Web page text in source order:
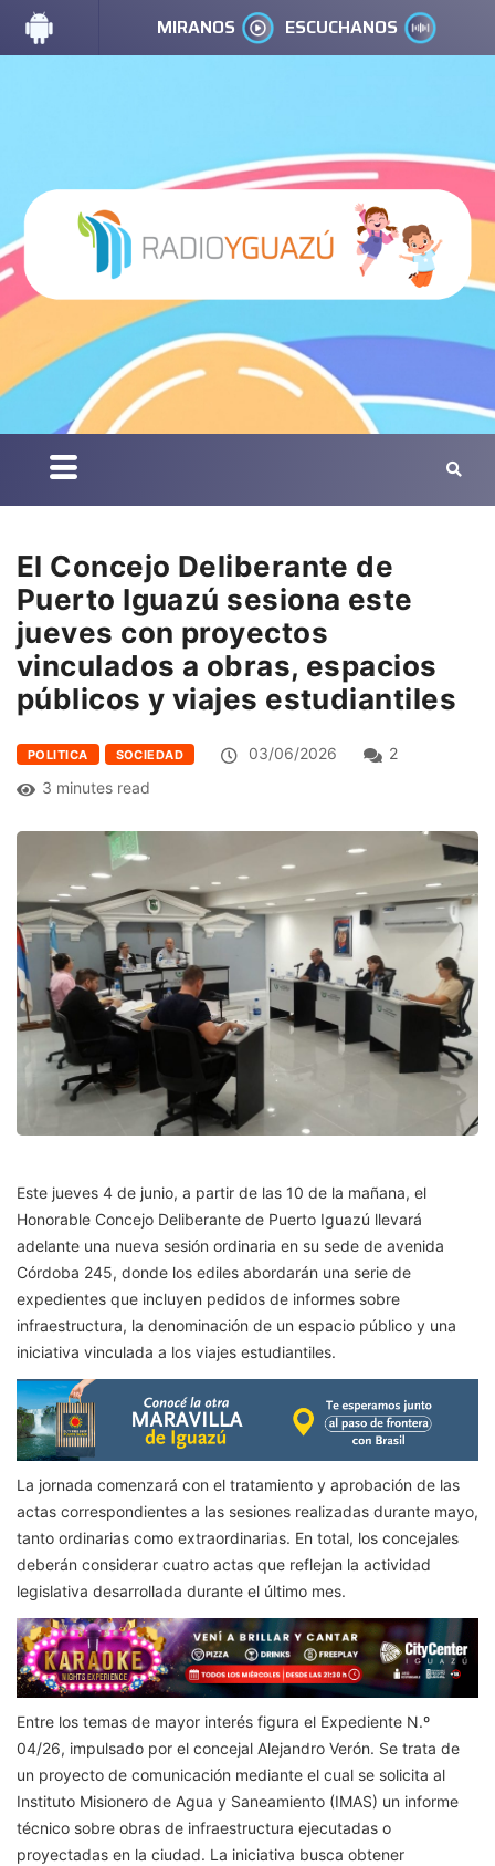
MIRANOS ESCUCHANOS
El Concejo Deliberante de
Puerto Iguazú sesiona este
jueves con proyectos
vinculados a obras, espacios
públicos y viajes estudiantiles
POLITICA SOCIEDAD 03/06/2026
2
3 minutes read
Este jueves 4 de junio, a partir de las 10 de la mañana, el
Honorable Concejo Deliberante de Puerto Iguazú llevará
adelante una nueva sesión ordinaria en su sede de avenida
Córdoba 245, donde los ediles abordarán una serie de
expedientes que incluyen pedidos de informes sobre
infraestructura, la denominación de un espacio público y una
iniciativa vinculada a los viajes estudiantiles.
La jornada comenzará con el tratamiento y aprobación de las
actas correspondientes a las sesiones realizadas durante mayo,
tanto ordinarias como extraordinarias. En total, los concejales
deberán considerar cuatro actas que reflejan la actividad
legislativa desarrollada durante el último mes.
Entre los temas de mayor interés figura el Expediente N.º
04/26, impulsado por el concejal Alejandro Verón. Se trata de
un proyecto de comunicación mediante el cual se solicita al
Instituto Misionero de Agua y Saneamiento (IMAS) un informe
técnico sobre obras de infraestructura ejecutadas o
proyectadas en la ciudad. La iniciativa busca obtener